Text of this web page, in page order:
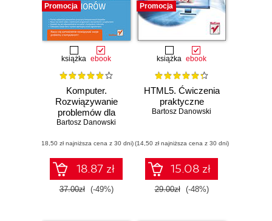
Promocja
książka ebook
Komputer.
Rozwiązywanie
problemów dla
seniorów
Bartosz Danowski
(18,50 zł najniższa cena z 30 dni)
18.87 zł
37.00zł (-49%)
Promocja
książka ebook
HTML5. Ćwiczenia
praktyczne
Bartosz Danowski
(14,50 zł najniższa cena z 30 dni)
15.08 zł
29.00zł (-48%)